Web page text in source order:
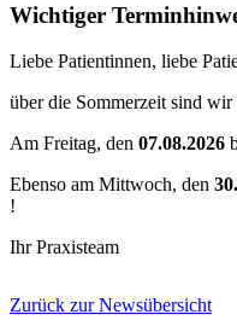
Wichtiger
Liebe Patientinnen, liebe
über die Sommerzeit sind
Am Freitag, den 07.08.2026
Ebenso am Mittwoch, den
!
Ihr Praxisteam
Zurück zur Newsübersicht